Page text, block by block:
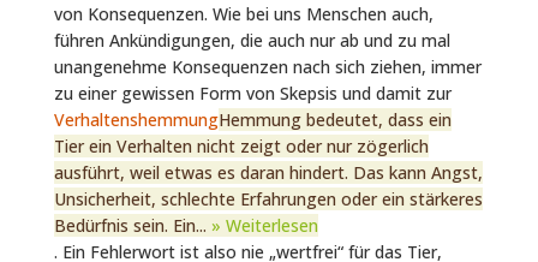
von Konsequenzen. Wie bei uns Menschen auch,
führen Ankündigungen, die auch nur ab und zu mal
unangenehme Konsequenzen nach sich ziehen, immer
zu einer gewissen Form von Skepsis und damit zur
VerhaltenshemmungHemmung bedeutet, dass ein
Tier ein Verhalten nicht zeigt oder nur zögerlich
ausführt, weil etwas es daran hindert. Das kann Angst,
Unsicherheit, schlechte Erfahrungen oder ein stärkeres
Bedürfnis sein. Ein... » Weiterlesen
. Ein Fehlerwort ist also nie „wertfrei“ für das Tier,